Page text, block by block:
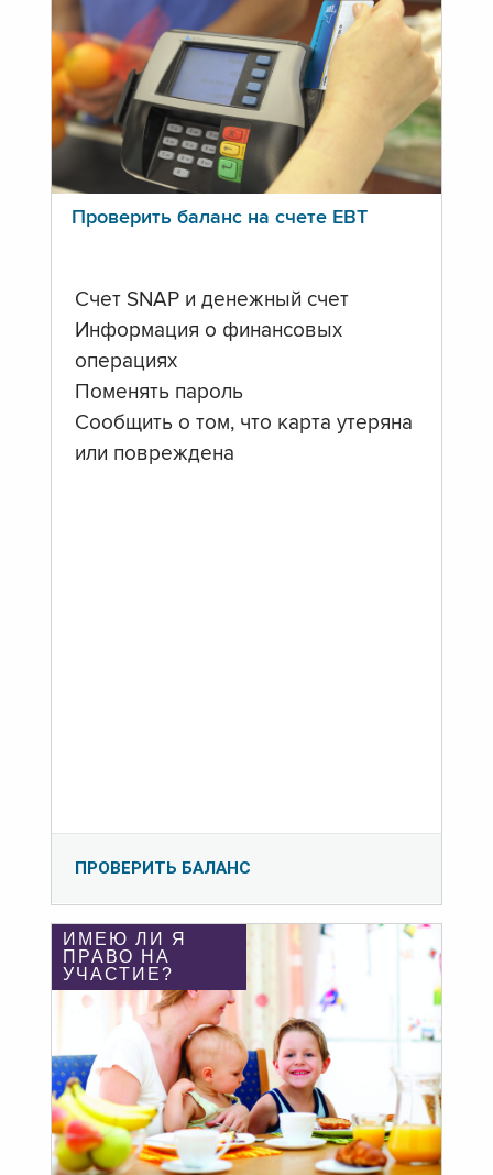
Проверить баланс на счете ЕВТ
Счет SNAP и денежный счет
Информация о финансовых
операциях
Поменять пароль
Сообщить о том, что карта утеряна
или повреждена
ПРОВЕРИТЬ БАЛАНС
ИМЕЮ ЛИ Я
ПРАВО НА
УЧАСТИЕ?